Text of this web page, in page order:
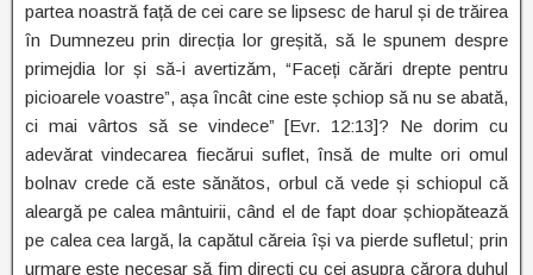
partea noastră față de cei care se lipsesc de harul și de trăirea
în Dumnezeu prin direcția lor greșită, să le spunem despre
primejdia lor și să-i avertizăm, “Faceți cărări drepte pentru
picioarele voastre”, așa încât cine este șchiop să nu se abată,
ci mai vârtos să se vindece” [Evr. 12:13]? Ne dorim cu
adevărat vindecarea fiecărui suflet, însă de multe ori omul
bolnav crede că este sănătos, orbul că vede și schiopul că
aleargă pe calea mântuirii, când el de fapt doar șchiopătează
pe calea cea largă, la capătul căreia își va pierde sufletul; prin
urmare este necesar să fim direcți cu cei asupra cărora duhul